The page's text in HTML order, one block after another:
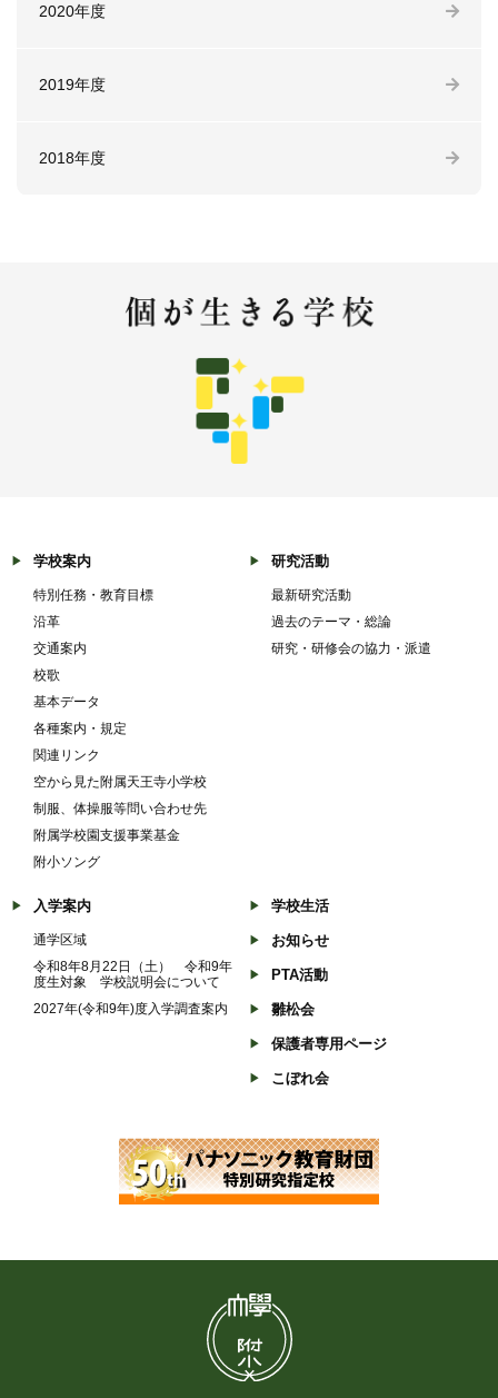
2020年度
2019年度
2018年度
学校案内
特別任務・教育目標
沿革
交通案内
校歌
基本データ
各種案内・規定
関連リンク
空から見た附属天王寺小学校
制服、体操服等問い合わせ先
附属学校園支援事業基金
附小ソング
研究活動
最新研究活動
過去のテーマ・総論
研究・研修会の協力・派遣
入学案内
通学区域
令和8年8月22日（土） 令和9年
度生対象 学校説明会について
2027年(令和9年)度入学調査案内
学校生活
お知らせ
PTA活動
雛松会
保護者専用ページ
こぼれ会